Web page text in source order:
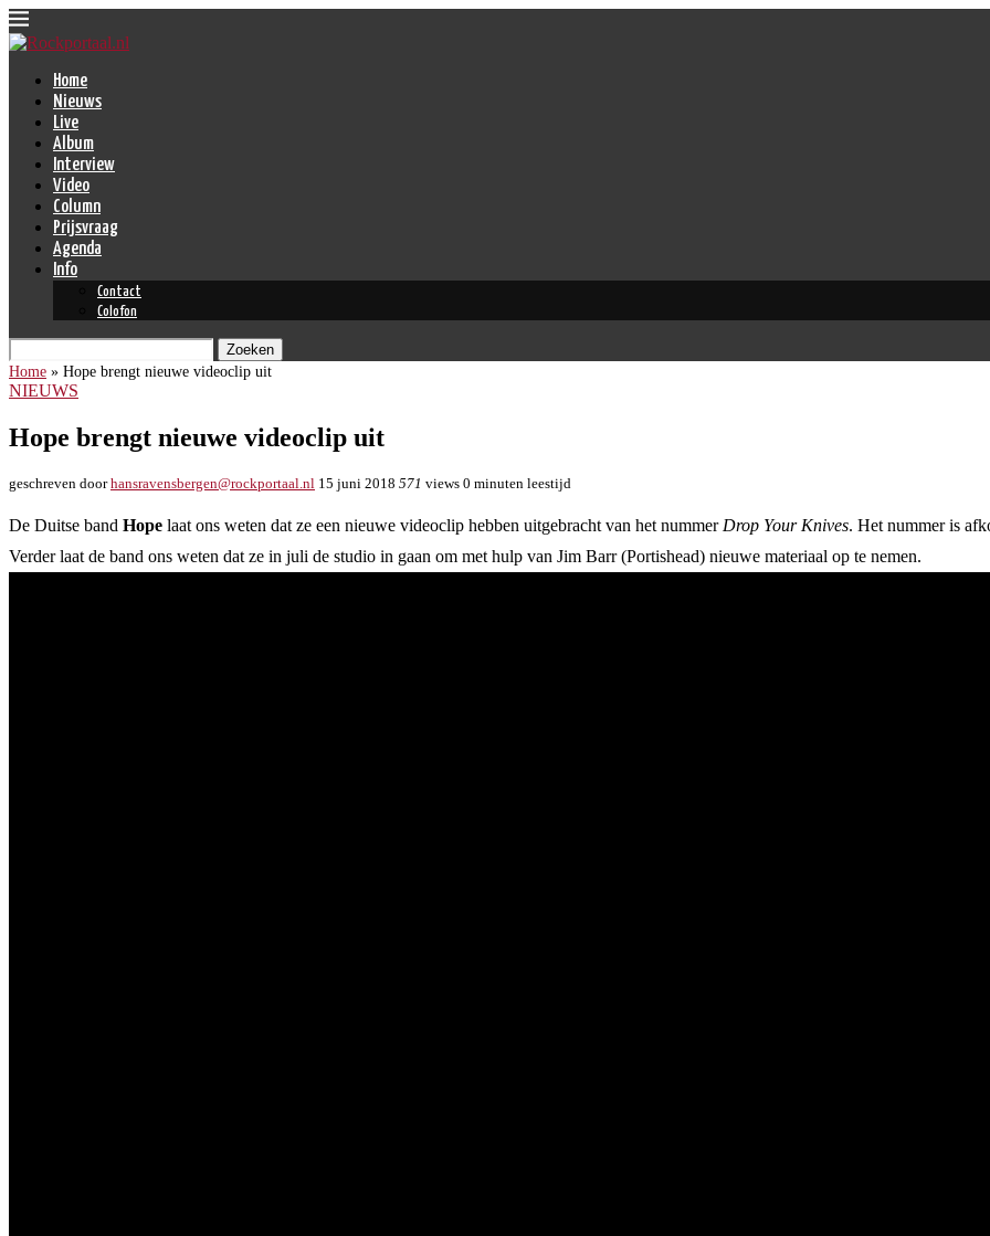
Home
Nieuws
Live
Album
Interview
Video
Column
Prijsvraag
Agenda
Info
Contact
Colofon
Zoeken
Home » Hope brengt nieuwe videoclip uit
NIEUWS
Hope brengt nieuwe videoclip uit
geschreven doorhansravensbergen@rockportaal.nl 15 juni 2018 571 views 0 minuten leestijd
De Duitse band Hope laat ons weten dat ze een nieuwe videoclip hebben uitgebracht van het nummer Drop Your Knives. Het nummer is
Verder laat de band ons weten dat ze in juli de studio in gaan om met hulp van Jim Barr (Portishead) nieuwe materiaal op te nemen.